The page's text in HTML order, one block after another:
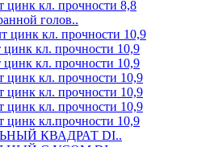
цинк кл. прочности 8,8
голов..
цинк кл. прочности 10,9
кл. прочности 10,9
кл. прочности 10,9
цинк кл. прочности 10,9
цинк кл. прочности 10,9
цинк кл. прочности 10,9
цинк кл.прочности 10,9
КВАДРАТ DI..